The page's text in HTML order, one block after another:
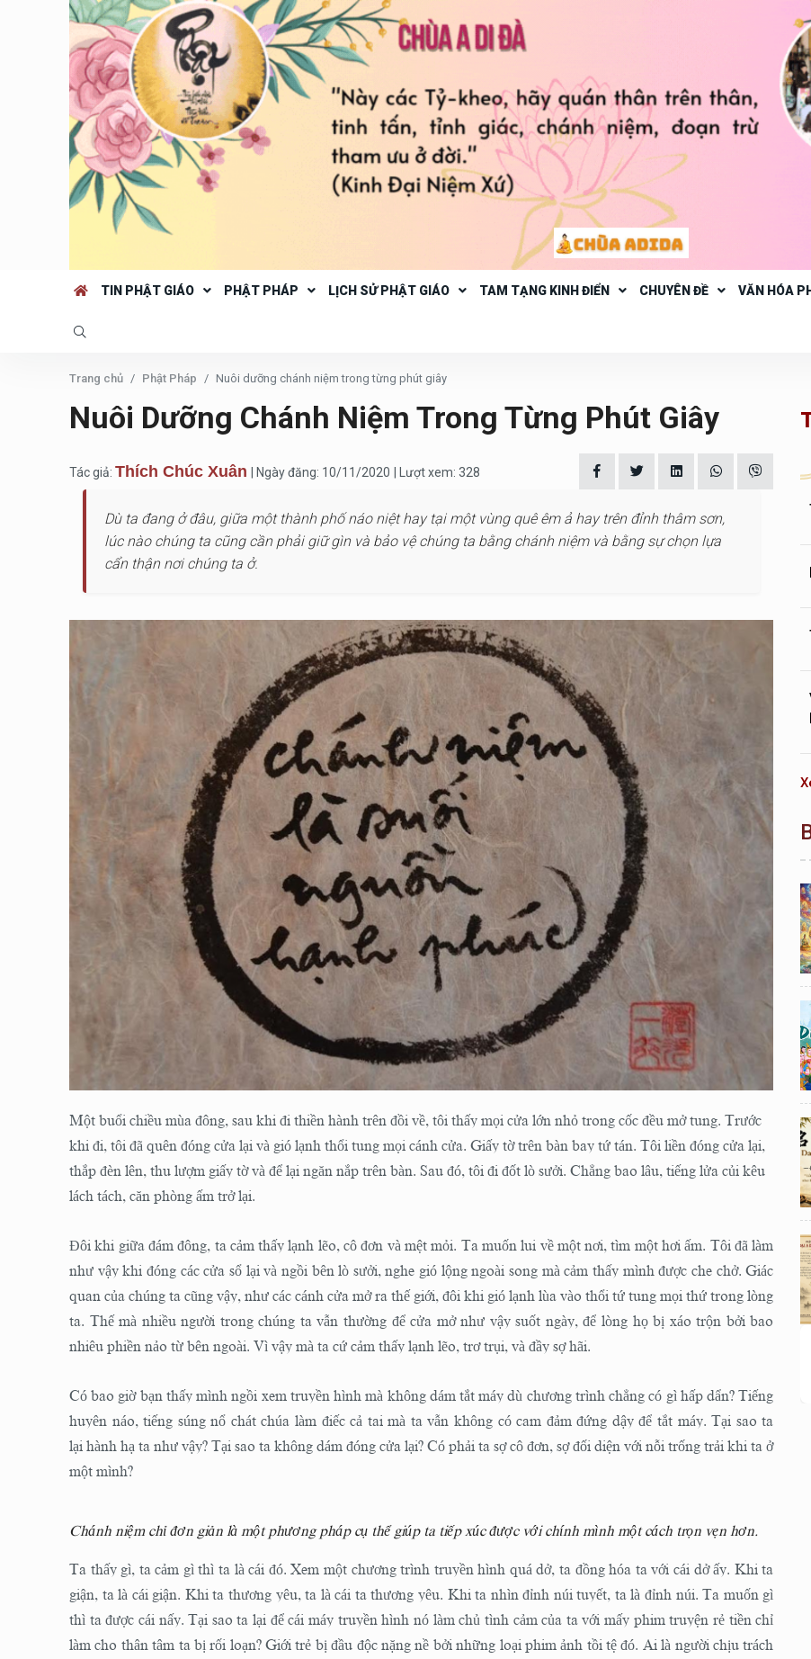
TIN PHẬT GIÁO PHẬT PHÁP LỊCH SỬ PHẬT GIÁO TAM TẠNG KINH ĐIỂN CHUYÊN ĐỀ VĂN HÓA
Trang chủ Phật Pháp Nuôi dưỡng chánh niệm trong từng phút giây
Nuôi Dưỡng Chánh Niệm Trong Từng Phút Giây
Tác giả: Thích Chúc Xuân | Ngày đăng: 10/11/2020 | Lượt xem: 328
Dù ta đang ở đâu, giữa một thành phố náo niệt hay tại một vùng quê êm ả hay trên đỉnh thâm sơn,
lúc nào chúng ta cũng cần phải giữ gìn và bảo vệ chúng ta bằng chánh niệm và bằng sự chọn lựa
cẩn thận nơi chúng ta ở.
Một buổi chiều mùa đông, sau khi đi thiền hành trên đồi về, tôi thấy mọi cửa lớn nhỏ trong cốc đều mở tung. Trước
khi đi, tôi đã quên đóng cửa lại và gió lạnh thổi tung mọi cánh cửa. Giấy tờ trên bàn bay tứ tán. Tôi liền đóng cửa lại,
thắp đèn lên, thu lượm giấy tờ và để lại ngăn nắp trên bàn. Sau đó, tôi đi đốt lò sưởi. Chẳng bao lâu, tiếng lửa củi kêu
lách tách, căn phòng ấm trở lại.
Đôi khi giữa đám đông, ta cảm thấy lạnh lẽo, cô đơn và mệt mỏi. Ta muốn lui về một nơi, tìm một hơi ấm. Tôi đã làm
như vậy khi đóng các cửa sổ lại và ngồi bên lò sưởi, nghe gió lộng ngoài song mà cảm thấy mình được che chở. Giác
quan của chúng ta cũng vậy, như các cánh cửa mở ra thế giới, đôi khi gió lạnh lùa vào thổi tứ tung mọi thứ trong lòng
ta. Thế mà nhiều người trong chúng ta vẫn thường để cửa mở như vậy suốt ngày, để lòng họ bị xáo trộn bởi bao
nhiêu phiền nảo từ bên ngoài. Vì vậy mà ta cứ cảm thấy lạnh lẽo, trơ trụi, và đầy sợ hãi.
Có bao giờ bạn thấy mình ngồi xem truyền hình mà không dám tắt máy dù chương trình chẳng có gì hấp dẩn? Tiếng
huyên náo, tiếng súng nổ chát chúa làm điếc cả tai mà ta vẫn không có cam đảm đứng dậy để tắt máy. Tại sao ta
lại hành hạ ta như vậy? Tại sao ta không dám đóng cửa lại? Có phải ta sợ cô đơn, sợ đối diện với nỗi trống trải khi ta ở
một mình?
Chánh niệm chỉ đơn giản là một phương pháp cụ thể giúp ta tiếp xúc được với chính mình một cách trọn vẹn hơn.
Ta thấy gì, ta cảm gì thì ta là cái đó. Xem một chương trình truyền hình quá dở, ta đồng hóa ta với cái dở ấy. Khi ta
giận, ta là cái giận. Khi ta thương yêu, ta là cái ta thương yêu. Khi ta nhìn đỉnh núi tuyết, ta là đỉnh núi. Ta muốn gì
thì ta được cái nấy. Tại sao ta lại để cái máy truyền hình nó làm chủ tình cảm của ta với mấy phim truyện rẻ tiền chỉ
làm cho thân tâm ta bị rối loạn? Giới trẻ bị đầu độc nặng nề bởi những loại phim ảnh tồi tệ đó. Ai là người chịu trách